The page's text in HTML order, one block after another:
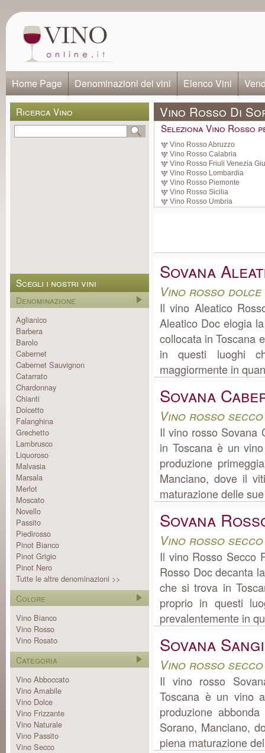
Home Page Denominazioni dei vini Elenco Vini
Ricerca Vino
Scegli i nostri vini
Denominazione
Aglianico
Barbera
Barolo
Cabernet
Cabernet Sauvignon
Catarrato
Chardonnay
Chianti
Dolcetto
Falanghina
Grechetto
Lambrusco
Liquoroso
Malvasia
Marsala
Merlot
Moscato
Novello
Passito
Piedirosso
Pinot Bianco
Pinot Grigio
Pinot Nero
Tutte le altre denominazioni >>
Colore
Vino Bianco
Vino Rosso
Vino Rosato
Categoria
Vino Abboccato
Vino Amabile
Vino Dolce
Vino Frizzante
Vino Naturale
Vino Passito
Vino Secco
Vino Rosso Di
Seleziona Vino Rosso
Vino Rosso Abruzzo
Vino Rosso Calabria
Vino Rosso Friuli Venezia
Vino Rosso Lombardia
Vino Rosso Piemonte
Vino Rosso Sicilia
Vino Rosso Umbria
Sovana
Vino rosso dolce
Il vino Aleatico
Aleatico Doc elogia
collocata in Toscana
in questi luoghi
maggiormente in
Sovana
Vino rosso
Il vino rosso Sovana
in Toscana è un
produzione
Manciano, dove il
maturazione delle
Sovana
Vino rosso
Il vino Rosso Secco
Rosso Doc decanta
che si trova in
proprio in questi
prevalentemente in
Sovana
Vino rosso
Il vino rosso
Toscana è un vino
produzione
Sorano, Manciano,
piena maturazione